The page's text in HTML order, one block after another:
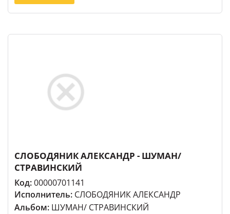
СЛОБОДЯНИК АЛЕКСАНДР - ШУМАН/
СТРАВИНСКИЙ
Код:00000701141
Исполнитель: СЛОБОДЯНИК АЛЕКСАНДР
Альбом: ШУМАН/ СТРАВИНСКИЙ